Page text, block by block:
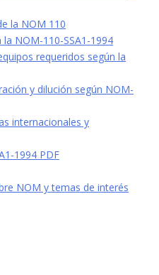
la NOM 110
NOM-110-SSA1-1994
requeridos según la
y dilución según NOM-
internacionales y
1994 PDF
NOM y temas de interés